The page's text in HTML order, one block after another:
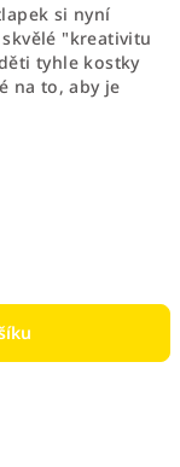
si nyní
"kreativitu
tyhle kostky
na to, aby je